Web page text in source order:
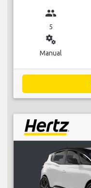
group
5
miscellaneous_services
Manual